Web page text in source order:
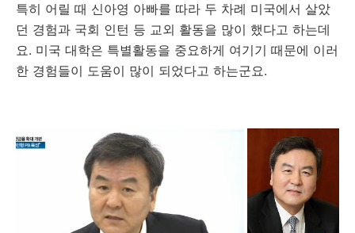
특히 어릴 때 신아영 아빠를 따라 두 차례 미국에서 살았
던 경험과 국회 인턴 등 교외 활동을 많이 했다고 하는데
요. 미국 대학은 특별활동을 중요하게 여기기 때문에 이러
한 경험들이 도움이 많이 되었다고 하는군요.